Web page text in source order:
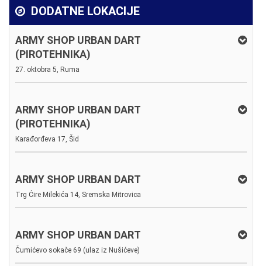
DODATNE LOKACIJE
ARMY SHOP URBAN DART
(PIROTEHNIKA)
27. oktobra 5, Ruma
ARMY SHOP URBAN DART
(PIROTEHNIKA)
Karađorđeva 17, Šid
ARMY SHOP URBAN DART
Trg Ćire Milekića 14, Sremska Mitrovica
ARMY SHOP URBAN DART
Čumićevo sokače 69 (ulaz iz Nušićeve)